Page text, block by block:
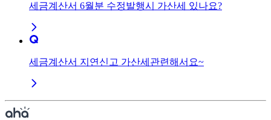
세금계산서 6월분 수정발행시 가산세 있나요?
세금계산서 지연신고 가산세관련해서요~